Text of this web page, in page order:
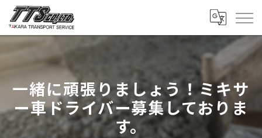
一緒に頑張りましょう！ミキサ
ー車ドライバー募集しておりま
す。